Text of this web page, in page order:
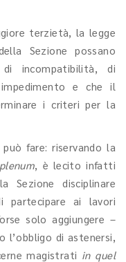
terzietà, la legge
Sezione possano
incompatibilità, di
e che il
i criteri per la
fare: riservando la
plenum, è lecito infatti
Sezione disciplinare
partecipare ai lavori
solo aggiungere –
l’obbligo di astenersi,
magistrati in quel